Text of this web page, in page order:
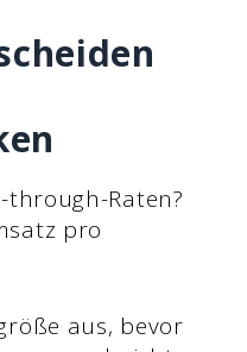
through-Raten?
pro
aus, bevor